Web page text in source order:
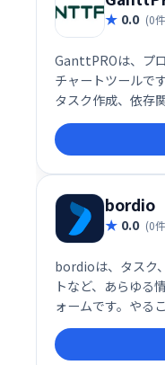
0.0 (0
GanttPROは、プ
チャートツールで
タスク作成、依存
ど、複雑なプロ
覚的なガントチャ
況を明確に把握し
ることができます
産性向上を実現しま
bordio
0.0 (0
bordioは、タスク
トなど、あらゆる
ォームです。やる
ども統合管理で
す。 日々の業務を